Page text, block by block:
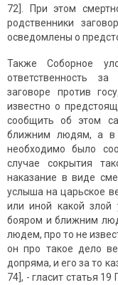
72]. При этом
родственники
осведомлены о
Также Соборное
ответственность
заговоре против
известно о
сообщить об этом
ближним людям, а в
необходимо было
случае сокрытия
наказание в виде
услыша на царьское
или иной какой злой
бояром и ближним
людем, про то не
он про такое дело
допряма, и его за то
74], - гласит статья